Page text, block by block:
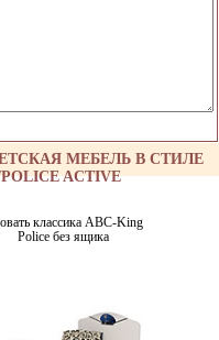
МЕБЕЛЬ В СТИЛЕ
ACTIVE
классика ABC-King
Police без ящика